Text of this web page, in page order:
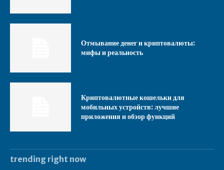
Отмывание денег и криптовалюты:
мифы и реальность
Криптовалютные кошельки для
мобильных устройств: лучшие
приложения и обзор функций
trending right now